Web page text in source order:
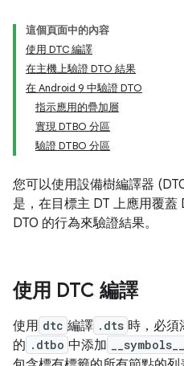
這個頁面中的內容
使用 DTC 編譯
在主機上驗證 DTO 結果
在 Android 9 中驗證 DTO
指示應用的疊加層
實現 DTBO 分區
驗證 DTBO 分區
您可以使用設備樹編譯器
是，在目標主 DT 上應用覆蓋
DTO 的行為來驗證結果。
使用 DTC 編譯
使用 dtc 編譯 .dts 時，必須
的 .dtbo 中添加 __symbols__